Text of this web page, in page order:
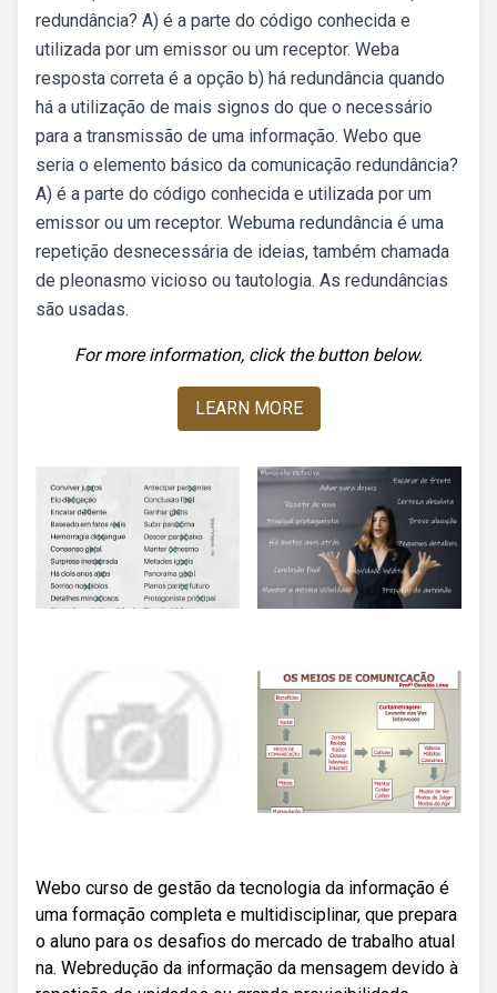
redundância? A) é a parte do código conhecida e
utilizada por um emissor ou um receptor. Weba
resposta correta é a opção b) há redundância quando
há a utilização de mais signos do que o necessário
para a transmissão de uma informação. Webo que
seria o elemento básico da comunicação redundância?
A) é a parte do código conhecida e utilizada por um
emissor ou um receptor. Webuma redundância é uma
repetição desnecessária de ideias, também chamada
de pleonasmo vicioso ou tautologia. As redundâncias
são usadas.
For more information, click the button below.
LEARN MORE
Webo curso de gestão da tecnologia da informação é
uma formação completa e multidisciplinar, que prepara
o aluno para os desafios do mercado de trabalho atual
na. Webredução da informação da mensagem devido à